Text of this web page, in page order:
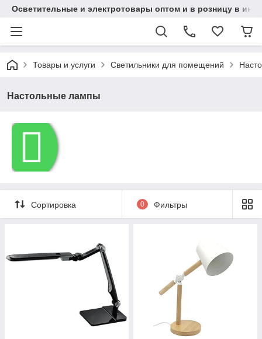
Осветительные и электротовары оптом и в розницу в
Товары и услуги Светильники для помещений
Настольные лампы
Сортировка 0 Фильтры